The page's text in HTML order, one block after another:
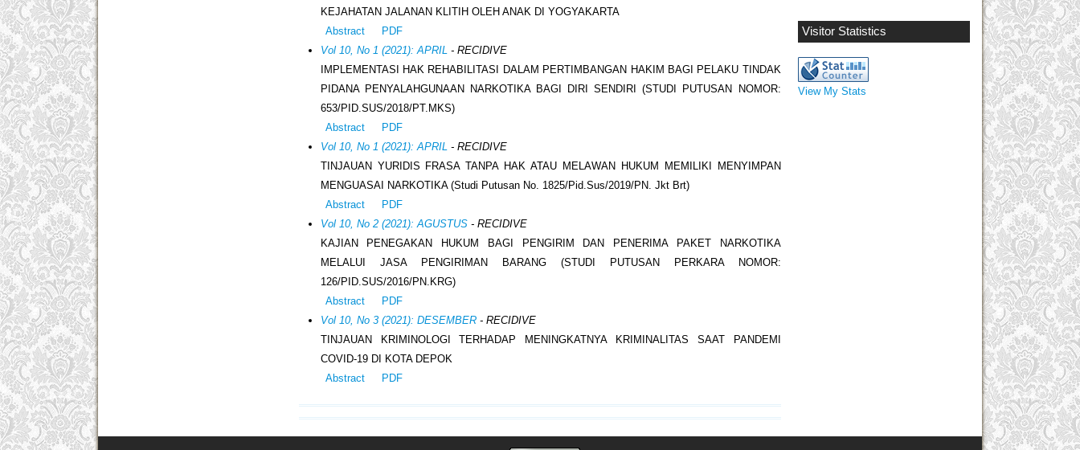
Visitor Statistics
View My Stats
KEJAHATAN JALANAN KLITIH OLEH ANAK DI YOGYAKARTA
Abstract
PDF
Vol 10, No 1 (2021): APRIL - RECIDIVE
IMPLEMENTASI HAK REHABILITASI DALAM PERTIMBANGAN HAKIM BAGI PELAKU TINDAK
PIDANA PENYALAHGUNAAN NARKOTIKA BAGI DIRI SENDIRI (STUDI PUTUSAN NOMOR:
653/PID.SUS/2018/PT.MKS)
Abstract
PDF
Vol 10, No 1 (2021): APRIL - RECIDIVE
TINJAUAN YURIDIS FRASA TANPA HAK ATAU MELAWAN HUKUM MEMILIKI MENYIMPAN
MENGUASAI NARKOTIKA (Studi Putusan No. 1825/Pid.Sus/2019/PN. Jkt Brt)
Abstract
PDF
Vol 10, No 2 (2021): AGUSTUS- RECIDIVE
KAJIAN PENEGAKAN HUKUM BAGI PENGIRIM DAN PENERIMA PAKET NARKOTIKA
MELALUI JASA PENGIRIMAN BARANG (STUDI PUTUSAN PERKARA NOMOR:
126/PID.SUS/2016/PN.KRG)
Abstract
PDF
Vol 10, No 3 (2021): DESEMBER- RECIDIVE
TINJAUAN KRIMINOLOGI TERHADAP MENINGKATNYA KRIMINALITAS SAAT PANDEMI
COVID-19 DI KOTA DEPOK
Abstract
PDF